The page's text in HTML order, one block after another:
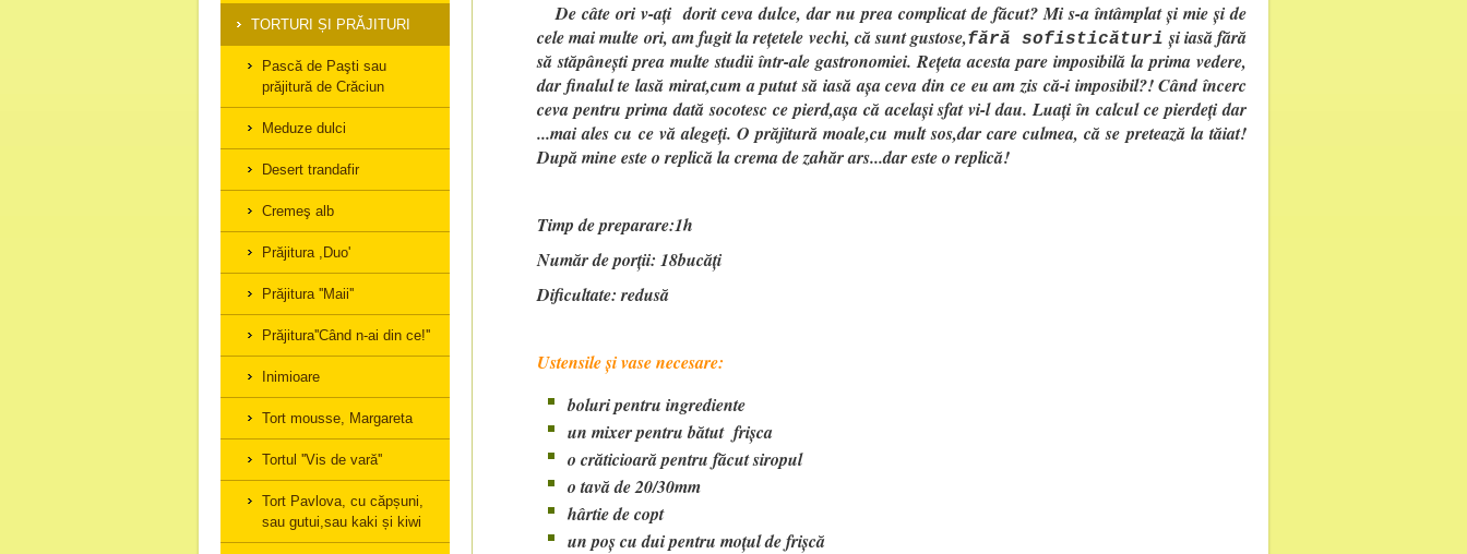
De câte ori v-ați dorit ceva dulce, dar nu prea complicat de făcut? Mi s-a întâmplat și mie și de
cele mai multe ori, am fugit la rețetele vechi, că sunt gustose,fără sofisticături și iasă fără
să stăpânești prea multe studii într-ale gastronomiei. Rețeta acesta pare imposibilă la prima vedere,
dar finalul te lasă mirat,cum a putut să iasă așa ceva din ce eu am zis că-i imposibil?! Când încerc
ceva pentru prima dată socotesc ce pierd,așa că același sfat vi-l dau. Luați în calcul ce pierdeți dar
...mai ales cu ce vă alegeți. O prăjitură moale,cu mult sos,dar care culmea, că se pretează la tăiat!
După mine este o replică la crema de zahăr ars...dar este o replică!
Timp de preparare:1h
Număr de porții: 18bucăți
Dificultate: redusă
Ustensile și vase necesare:
boluri pentru ingrediente
un mixer pentru bătut frișca
o crăticioară pentru făcut siropul
o tavă de 20/30mm
hârtie de copt
un poș cu dui pentru moțul de frișcă
TORTURI ȘI PRĂJITURI
Pască de Paşti sau
prăjitură de Crăciun
Meduze dulci
Desert trandafir
Cremeş alb
Prăjitura ,Duo'
Prăjitura ''Maii''
Prăjitura''Când n-ai din ce!''
Inimioare
Tort mousse, Margareta
Tortul ''Vis de vară''
Tort Pavlova, cu căpșuni,
sau gutui,sau kaki și kiwi